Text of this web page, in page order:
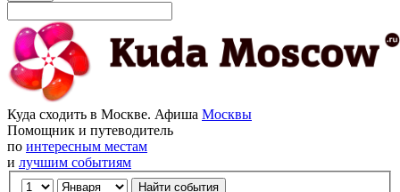
Куда сходить в Москве. Афиша Москвы
Помощник и путеводитель
по интересным местам
и лучшим событиям